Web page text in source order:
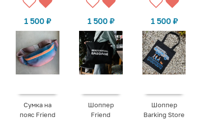
1 500₽ 1 500 ₽ 1 500 ₽
Сумка на
пояс Friend
Шоппер
Friend
Шоппер
Barking Store